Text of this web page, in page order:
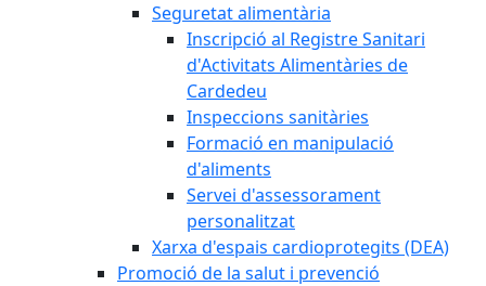
Seguretat alimentària
Inscripció al Registre Sanitari
d'Activitats Alimentàries de
Cardedeu
Inspeccions sanitàries
Formació en manipulació
d'aliments
Servei d'assessorament
personalitzat
Xarxa d'espais cardioprotegits (DEA)
Promoció de la salut i prevenció